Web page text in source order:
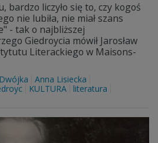
bardzo liczyło się to, czy kogoś
nie lubiła, nie miał szans
- tak o najbliższej
Giedroycia mówił Jarosław
Literackiego w Maisons-
Dwójka
Anna Lisiecka
KULTURA
literatura